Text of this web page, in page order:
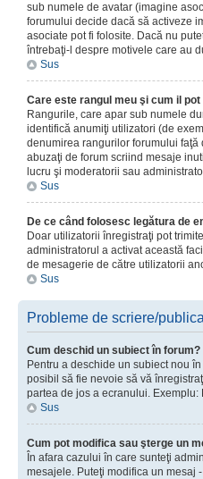
sub numele de avatar (imagine
forumului decide dacă să activeze
asociate pot fi folosite. Dacă nu
întrebaţi-l despre motivele care au
Sus
Care este rangul meu şi cum il
Rangurile, care apar sub numele
identifică anumiţi utilizatori (de
denumirea rangurilor forumului faţă
abuzaţi de forum scriind mesaje
lucru şi moderatorii sau
Sus
De ce când folosesc legătura de
Doar utilizatorii înregistraţi pot
administratorul a activat această
de mesagerie de către utilizatorii
Sus
Probleme de scriere/
Cum deschid un subiect în forum?
Pentru a deschide un subiect nou
posibil să fie nevoie să vă
partea de jos a ecranului. Exemplu:
Sus
Cum pot modifica sau şterge un
În afara cazului în care sunteţi
mesajele. Puteţi modifica un mesaj